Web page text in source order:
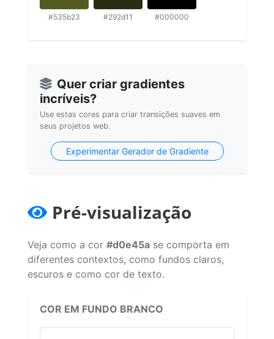
#535b23 #292d11 #000000
Quer criar gradientes
incríveis?
Use estas cores para criar transições suaves em
seus projetos web.
Experimentar Gerador de Gradiente
Pré-visualização
Veja como a cor #d0e45a se comporta em
diferentes contextos, como fundos claros,
escuros e como cor de texto.
COR EM FUNDO BRANCO